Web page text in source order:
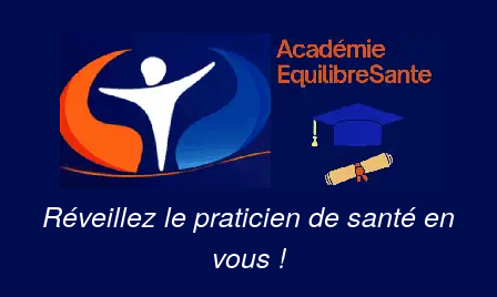
Réveillez le praticien de santé en
vous !